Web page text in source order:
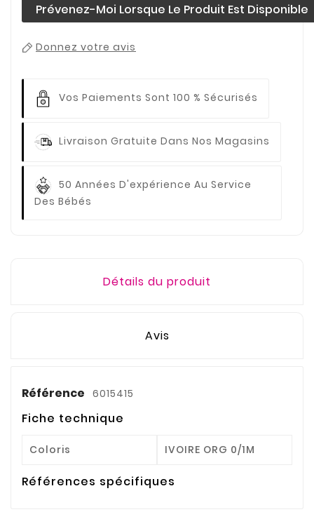
Prévenez-Moi Lorsque Le Produit Est Disponible
Donnez votre avis
Vos Paiements Sont 100 % Sécurisés
Livraison Gratuite Dans Nos Magasins
50 Années D'expérience Au Service
Des Bébés
Détails du produit
Avis
Référence 6015415
Fiche technique
Coloris IVOIRE ORG 0/1M
Références spécifiques